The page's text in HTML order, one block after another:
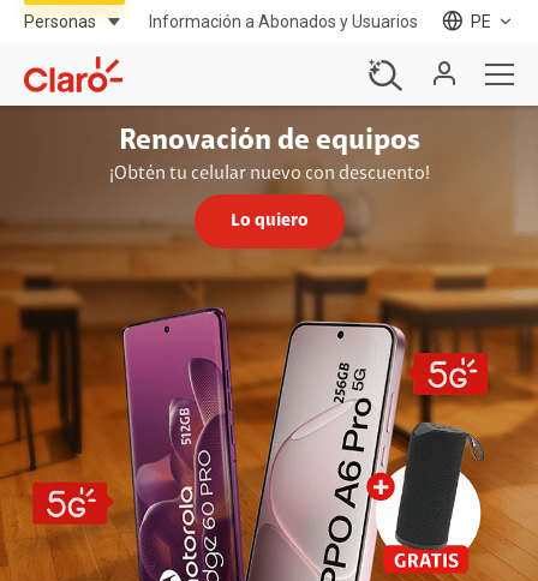
Información a Abonados y Usuarios PE
Renovación de equipos
¡Obtén tu celular nuevo con descuento!
Lo quiero